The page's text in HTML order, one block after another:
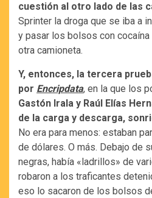
cuestión al otro lado de las
Sprinter la droga que se iba a
y pasar los bolsos con
otra camioneta.
Y, entonces, la tercera
por Encripdata, en la que los
Gastón Irala y Raúl Elías
de la carga y descarga,
No era para menos: estaban
de dólares. O más. Debajo de
negras, había «ladrillos» de
robaron a los traficantes
eso lo sacaron de los bolsos